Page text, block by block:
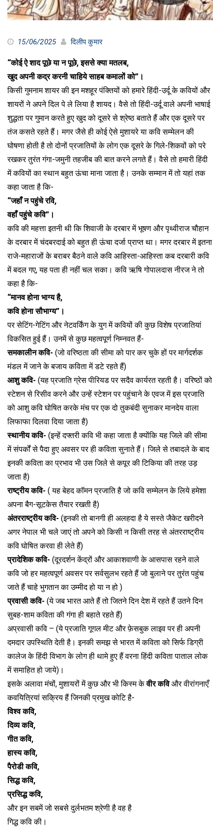
15/06/2025 दिलीप कुमार
“कोई ऐ शाद पूछे या न पूछे, इससे क्या मतलब,
खुद अपनी कद्र करनी चाहिये साहब कमालों को”।
किसी गुमनाम शायर की इन मशहूर पंक्तियों को हमारे हिंदी-उर्दू के कवियों और
शायरों ने अपने दिल पे ले लिया है शायद। वैसे तो हिंदी-उर्दू वाले अपनी भाषाई
शुद्धता पर गुमान करते हुए खुद को दूसरे से श्रेष्ठ बताते हैं और एक दूसरे पर
तंज कसते रहते हैं। मगर जैसे ही कोई ऐसे मुशायरे या कवि सम्मेलन की
घोषणा होती है तो दोनों प्रजातियों के लोग एक दूसरे के गिले-शिकवों को परे
रखकर तुरंत गंगा-जमुनी तहजीब की बात करने लगते हैं। वैसे तो हमारी हिंदी
में कवियों का स्थान बहुत ऊंचा माना जाता है। उनके सम्मान में तो यहां तक
कहा जाता है कि-
“जहाँ न पहुंचे रवि,
वहाँ पहुंचे कवि”।
कवि की महत्ता इतनी थी कि शिवाजी के दरबार में भूषण और पृथ्वीराज चौहान
के दरबार में चंदबरदाई को बहुत ही ऊंचा दर्जा प्राप्त था। मगर दरबार में इतना
राजे-महाराजों के बराबर बैठने वाले कवि आहिस्ता-आहिस्ता कब दरबारी कवि
में बदल गए, यह पता ही नहीं चल सका। कवि ऋषि गोपालदास नीरज ने तो
कहा है कि-
“मानव होना भाग्य है,
कवि होना सौभाग्य”।
पर सेटिंग-गेटिंग और नेटवर्किंग के युग में कवियों की कुछ विशेष प्रजातियां
विकसित हुई हैं। उनमें से कुछ महत्वपूर्ण निम्नवत हैं-
समकालीन कवि- (जो वरिष्ठता की सीमा को पार कर चुके हों पर मार्गदर्शक
मंडल में जाने के बजाय कविता में डटे रहते हैं)
आशु कवि- (यह प्रजाति ग्रेस पीरियड पर सदैव कार्यरत रहती है। वरिष्ठों को
स्टेशन से रिसीव करने और उन्हें स्टेशन पर पहुंचाने के एवज में इस प्रजाति
को आशु कवि घोषित करके मंच पर एक दो तुकबंदी सुनाकर मानदेय वाला
लिफाफा दिलवा दिया जाता है)
स्थानीय कवि- (इन्हें दफ्तरी कवि भी कहा जाता है क्योंकि यह जिले की सीमा
में संपर्कों से पैदा हुए अवसर पर ही कविता सुनाते हैं। जिले से तबादले के बाद
इनकी कविता का प्रभाव भी उस जिले से कपूर की टिकिया की तरह उड़
जाता है)
राष्ट्रीय कवि- ( यह बेहद कॉमन प्रजाति है जो कवि सम्मेलन के लिये हमेशा
अपना बैग-सूटकेस तैयार रखती है)
अंतरराष्ट्रीय कवि- (इनकी तो बानगी ही अलहदा है ये सस्ते जैकेट खरीदने
अगर नेपाल भी चले जाएं तो अपने को किसी न किसी तरह से अंतरराष्ट्रीय
कवि घोषित करवा ही लेते हैं)
प्रादेशिक कवि- (दूरदर्शन केंद्रों और आकाशवाणी के आसपास रहने वाले
कवि जो हर महत्वपूर्ण अवसर पर सर्वसुलभ रहते हैं जो बुलाने पर तुरंत पहुंच
जाते हैं चाहे भुगतान का उम्मीद हो या न हो )
प्रवासी कवि- (ये जब भारत आते हैं तो जितने दिन देश में रहते हैं उतने दिन
सुबह-शाम कविता की गंगा ही बहाते रहते हैं)
अप्रवासी कवि – (ये प्रजाति गूगल मीट और फ़ेसबुक लाइव पर ही अपनी
दमदार उपस्थिति देती है। इनकी समझ से भारत में कविता को सिर्फ डिग्री
कालेज के हिंदी विभाग के लोग ही थामे हुए हैं वरना हिंदी कविता पाताल लोक
में समाहित हो जाये)।
इसके अलावा मंचों, मुशायरों में कुछ और भी किस्म केवीर कविऔर वीरांगनाएँ
कवयित्रियां सक्रिय हैं जिनकी प्रमुख कोटि है-
विश्व कवि,
दिव्य कवि,
गीत कवि,
हास्य कवि,
पैरोडी कवि,
सिद्ध कवि,
प्रसिद्ध कवि,
और इन सबमें जो सबसे दुर्लभतम श्रेणी है वह है
गिद्ध कवि की।